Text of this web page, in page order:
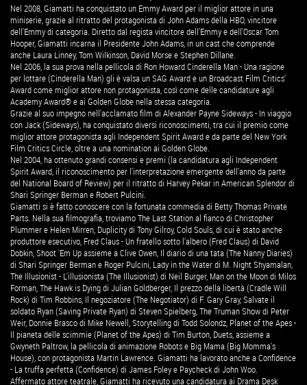
Nel 2008, Giamatti ha conquistato un Emmy Award per il miglior attore in una
miniserie, grazie al ritratto del protagonista di John Adams della HBO, vincitore
dell'Emmy di categoria. Diretto dal regista vincitore dell'Emmy e dell'Oscar Tom
Hooper, Giamatti incarna il Presidente John Adams, in un cast che comprende
anche Laura Linney, Tom Wilkinson, David Morse e Stephen Dillane.
Nel 2006, la sua prova nella pellicola di Ron Howard Cinderella Man - Una ragione
per lottare (Cinderella Man) gli è valsa un SAG Award e un Broadcast Film Critics'
Award come miglior attore non protagonista, così come delle candidature agli
Academy Award® e ai Golden Globe nella stessa categoria.
Grazie al suo impegno nell'acclamato film di Alexander Payne Sideways - In viaggio
con Jack (Sideways), ha conquistato diversi riconoscimenti, tra cui il premio come
miglior attore protagonista agli Independent Spirit Award e da parte del New York
Film Critics Circle, oltre a una nomination ai Golden Globe.
Nel 2004, ha ottenuto grandi consensi e premi (la candidatura agli Independent
Spirit Award, il riconoscimento per l'interpretazione emergente dell'anno da parte
del National Board of Review) per il ritratto di Harvey Pekar in American Splendor di
Shari Springer Berman e Robert Pulcini.
Giamatti si è fatto conoscere con la fortunata commedia di Betty Thomas Private
Parts. Nella sua filmografia, troviamo The Last Station al fianco di Christopher
Plummer e Helen Mirren, Duplicity di Tony Gilroy, Cold Souls, di cui è stato anche
produttore esecutivo, Fred Claus - Un fratello sotto l'albero (Fred Claus) di David
Dobkin, Shoot 'Em Up assieme a Clive Owen, Il diario di una tata (The Nanny Diaries)
di Shari Springer Berman e Roger Pulcini, Lady in the Water di M. Night Shyamalan,
The Illusionist - L'illusionista (The Illusionist) di Neil Burger, Man on the Moon di Milos
Forman, The Hawk is Dying di Julian Goldberger, Il prezzo della libertà (Cradle Will
Rock) di Tim Robbins, Il negoziatore (The Negotiator) di F. Gary Gray, Salvate il
soldato Ryan (Saving Private Ryan) di Steven Spielberg, The Truman Show di Peter
Weir, Donnie Brasco di Mike Newell, Storytelling di Todd Solondz, Planet of the Apes -
Il pianeta delle scimmie (Planet of the Apes) di Tim Burton, Duets, assieme a
Gwyneth Paltrow, la pellicola di animazione Robots e Big Mama (Big Momma's
House), con protagonista Martin Lawrence. Giamatti ha lavorato anche a Confidence
- La truffa perfetta (Confidence) di James Foley e Paycheck di John Woo.
Affermato attore teatrale, Giamatti ha ricevuto una candidatura ai Drama Desk